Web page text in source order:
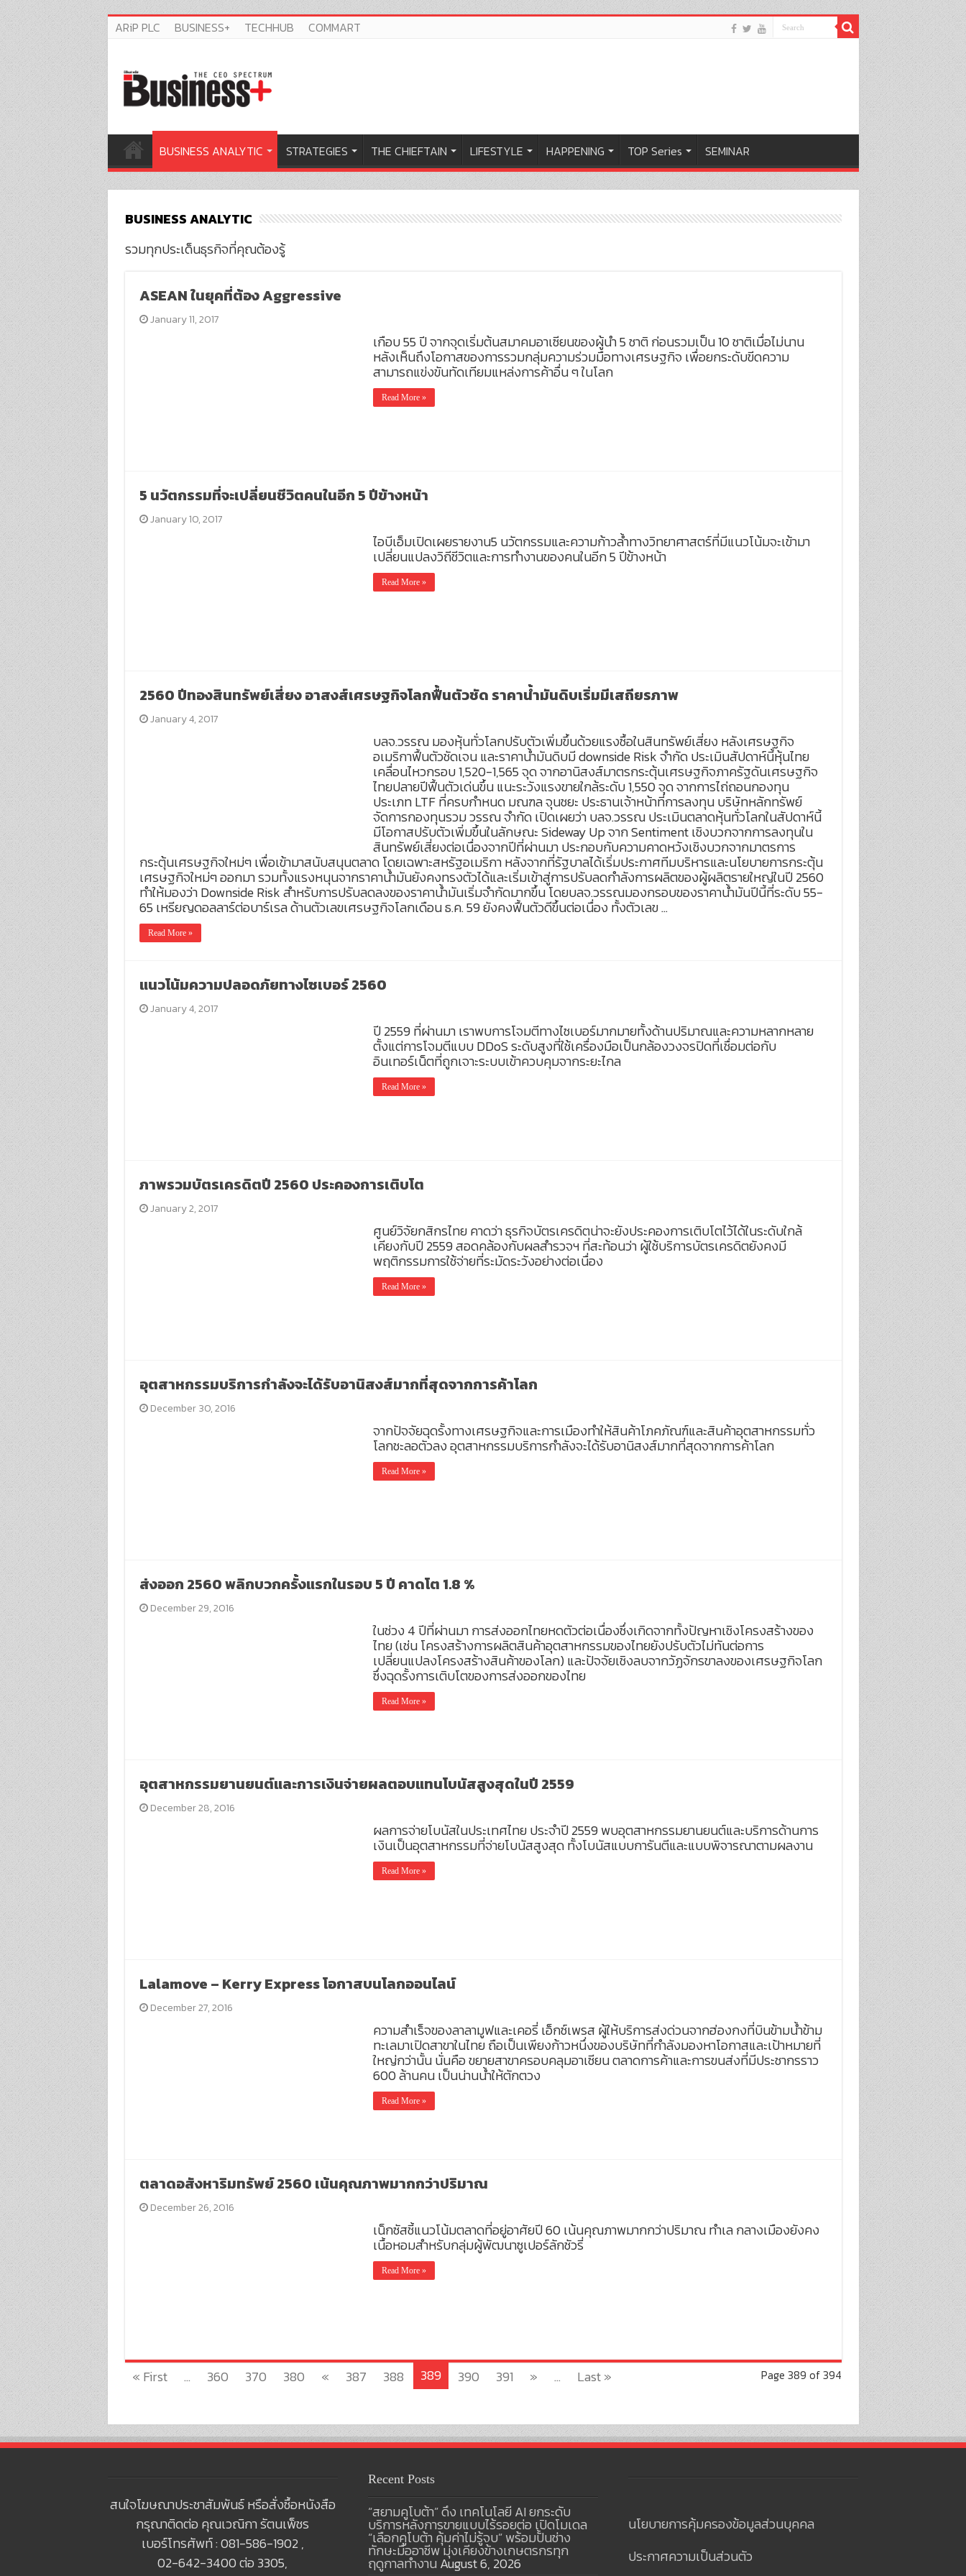
ARiP PLC BUSINESS+ TECHHUB COMMART
BUSINESS ANALYTIC STRATEGIES THE CHIEFTAIN LIFESTYLE HAPPENING TOP Series SEMINAR
BUSINESS ANALYTIC
รวมทุกประเด็นธุรกิจที่คุณต้องรู้
ASEAN ในยุคที่ต้อง Aggressive
January 11, 2017
เกือบ 55 ปี จากจุดเริ่มต้นสมาคมอาเซียนของผู้นำ 5 ชาติ ก่อนรวมเป็น 10 ชาติเมื่อไม่นาน
หลังเห็นถึงโอกาสของการรวมกลุ่มความร่วมมือทางเศรษฐกิจ เพื่อยกระดับขีดความ
สามารถแข่งขันทัดเทียมแหล่งการค้าอื่น ๆ ในโลก
Read More »
5 นวัตกรรมที่จะเปลี่ยนชีวิตคนในอีก 5 ปีข้างหน้า
January 10, 2017
ไอบีเอ็มเปิดเผยรายงาน5 นวัตกรรมและความก้าวล้ำทางวิทยาศาสตร์ที่มีแนวโน้มจะเข้ามา
เปลี่ยนแปลงวิถีชีวิตและการทำงานของคนในอีก 5 ปีข้างหน้า
Read More »
2560 ปีทองสินทรัพย์เสี่ยง อาสงส์เศรษฐกิจโลกฟื้นตัวชัด ราคาน้ำมันดิบเริ่มมีเสถียรภาพ
January 4, 2017
บลจ.วรรณ มองหุ้นทั่วโลกปรับตัวเพิ่มขึ้นด้วยแรงซื้อในสินทรัพย์เสี่ยง หลังเศรษฐกิจ
อเมริกาฟื้นตัวชัดเจน และราคาน้ำมันดิบมี downside Risk จำกัด ประเมินสัปดาห์นี้หุ้นไทย
เคลื่อนไหวกรอบ 1,520-1,565 จุด จากอานิสงส์มาตรกระตุ้นเศรษฐกิจภาครัฐดันเศรษฐกิจ
ไทยปลายปีฟื้นตัวเด่นขึ้น แนะระวังแรงขายใกล้ระดับ 1,550 จุด จากการไถ่ถอนกองทุน
ประเภท LTF ที่ครบกำหนด มณฑล จุนชยะ ประธานเจ้าหน้าที่การลงทุน บริษัทหลักทรัพย์
จัดการกองทุนรวม วรรณ จำกัด เปิดเผยว่า บลจ.วรรณ ประเมินตลาดหุ้นทั่วโลกในสัปดาห์นี้
มีโอกาสปรับตัวเพิ่มขึ้นในลักษณะ Sideway Up จาก Sentiment เชิงบวกจากการลงทุนใน
สินทรัพย์เสี่ยงต่อเนื่องจากปีที่ผ่านมา ประกอบกับความคาดหวังเชิงบวกจากมาตรการ
กระตุ้นเศรษฐกิจใหม่ๆ เพื่อเข้ามาสนับสนุนตลาด โดยเฉพาะสหรัฐอเมริกา หลังจากที่รัฐบาลได้เริ่มประกาศทีมบริหารและนโยบายการกระตุ้น
เศรษฐกิจใหม่ๆ ออกมา รวมทั้งแรงหนุนจากราคาน้ำมันยังคงทรงตัวได้และเริ่มเข้าสู่การปรับลดกำลังการผลิตของผู้ผลิตรายใหญ่ในปี 2560
ทำให้มองว่า Downside Risk สำหรับการปรับลดลงของราคาน้ำมันเริ่มจำกัดมากขึ้น โดยบลจ.วรรณมองกรอบของราคาน้ำมันปีนี้ที่ระดับ 55-
65 เหรียญดอลลาร์ต่อบาร์เรล ด้านตัวเลขเศรษฐกิจโลกเดือน ธ.ค. 59 ยังคงฟื้นตัวดีขึ้นต่อเนื่อง ทั้งตัวเลข …
Read More »
แนวโน้มความปลอดภัยทางไซเบอร์ 2560
January 4, 2017
ปี 2559 ที่ผ่านมา เราพบการโจมตีทางไซเบอร์มากมายทั้งด้านปริมาณและความหลากหลาย
ตั้งแต่การโจมตีแบบ DDoS ระดับสูงที่ใช้เครื่องมือเป็นกล้องวงจรปิดที่เชื่อมต่อกับ
อินเทอร์เน็ตที่ถูกเจาะระบบเข้าควบคุมจากระยะไกล
Read More »
ภาพรวมบัตรเครดิตปี 2560 ประคองการเติบโต
January 2, 2017
ศูนย์วิจัยกสิกรไทย คาดว่า ธุรกิจบัตรเครดิตน่าจะยังประคองการเติบโตไว้ได้ในระดับใกล้
เคียงกับปี 2559 สอดคล้องกับผลสำรวจฯ ที่สะท้อนว่า ผู้ใช้บริการบัตรเครดิตยังคงมี
พฤติกรรมการใช้จ่ายที่ระมัดระวังอย่างต่อเนื่อง
Read More »
อุตสาหกรรมบริการกำลังจะได้รับอานิสงส์มากที่สุดจากการค้าโลก
December 30, 2016
จากปัจจัยฉุดรั้งทางเศรษฐกิจและการเมืองทำให้สินค้าโภคภัณฑ์และสินค้าอุตสาหกรรมทั่ว
โลกชะลอตัวลง อุตสาหกรรมบริการกำลังจะได้รับอานิสงส์มากที่สุดจากการค้าโลก
Read More »
ส่งออก 2560 พลิกบวกครั้งแรกในรอบ 5 ปี คาดโต 1.8 %
December 29, 2016
ในช่วง 4 ปีที่ผ่านมา การส่งออกไทยหดตัวต่อเนื่องซึ่งเกิดจากทั้งปัญหาเชิงโครงสร้างของ
ไทย (เช่น โครงสร้างการผลิตสินค้าอุตสาหกรรมของไทยยังปรับตัวไม่ทันต่อการ
เปลี่ยนแปลงโครงสร้างสินค้าของโลก) และปัจจัยเชิงลบจากวัฏจักรขาลงของเศรษฐกิจโลก
ซึ่งฉุดรั้งการเติบโตของการส่งออกของไทย
Read More »
อุตสาหกรรมยานยนต์และการเงินจ่ายผลตอบแทนโบนัสสูงสุดในปี 2559
December 28, 2016
ผลการจ่ายโบนัสในประเทศไทย ประจำปี 2559 พบอุตสาหกรรมยานยนต์และบริการด้านการ
เงินเป็นอุตสาหกรรมที่จ่ายโบนัสสูงสุด ทั้งโบนัสแบบการันตีและแบบพิจารณาตามผลงาน
Read More »
Lalamove – Kerry Express โอกาสบนโลกออนไลน์
December 27, 2016
ความสำเร็จของลาลามูฟและเคอรี่ เอ็กซ์เพรส ผู้ให้บริการส่งด่วนจากฮ่องกงที่บินข้ามน้ำข้าม
ทะเลมาเปิดสาขาในไทย ถือเป็นเพียงก้าวหนึ่งของบริษัทที่กำลังมองหาโอกาสและเป้าหมายที่
ใหญ่กว่านั้น นั่นคือ ขยายสาขาครอบคลุมอาเซียน ตลาดการค้าและการขนส่งที่มีประชากรราว
600 ล้านคน เป็นน่านน้ำให้ตักตวง
Read More »
ตลาดอสังหาริมทรัพย์ 2560 เน้นคุณภาพมากกว่าปริมาณ
December 26, 2016
เน็กซัสชี้แนวโน้มตลาดที่อยู่อาศัยปี 60 เน้นคุณภาพมากกว่าปริมาณ ทำเล กลางเมืองยังคง
เนื้อหอมสำหรับกลุ่มผู้พัฒนาซูเปอร์ลักชัวรี่
Read More »
Page 389 of 394
« First ... 360 370 380 « 387 388 389 390 391 » ... Last »
สนใจโฆษณาประชาสัมพันธ์ หรือสั่งซื้อหนังสือ
กรุณาติดต่อ คุณเวณิกา รัตนเพ็ชร
เบอร์โทรศัพท์ : 081-586-1902 ,
02-642-3400 ต่อ 3305,
Recent Posts
“สยามคูโบต้า” ดึง เทคโนโลยี AI ยกระดับ
บริการหลังการขายแบบไร้รอยต่อ เปิดโมเดล
“เลือกคูโบต้า คุ้มค่าไม่รู้จบ” พร้อมปั้นช่าง
ทักษะมืออาชีพ มุ่งเคียงข้างเกษตรกรทุก
ฤดูกาลทำงาน August 6, 2026
นโยบายการคุ้มครองข้อมูลส่วนบุคคล
ประกาศความเป็นส่วนตัว